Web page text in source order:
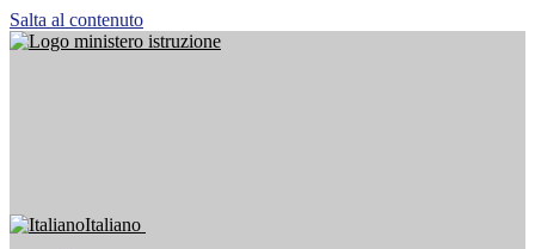
Salta al contenuto
Italiano